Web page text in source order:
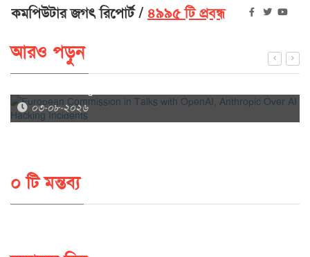
কমপিউটার জগৎ রিপোর্ট ৪৯৯৫ টি প্রবন্ধ
আরও পড়ুন
European Commission in Talks with OpenAI, Anthropic
০৩-০৮-২০২৬
০ টি মন্তব্য